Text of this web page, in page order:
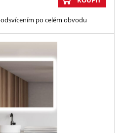
po celém obvodu